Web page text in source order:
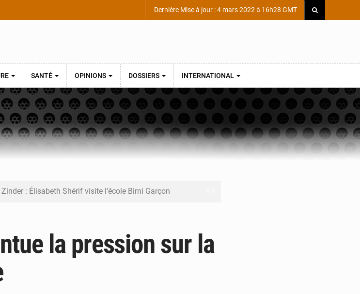
Dernière Mise à jour : 4 mars 2022 à 16h28 GMT
SANTÉ OPINIONS DOSSIERS INTERNATIONAL
Zinder : Élisabeth Shérif visite l’école Birni Garçon
Niger : Bilan à mi-parcours du Programme de Refondation
Chasse aux gabegies à Niamey : 74 milliards de FCFA recouvrés par la COLDEFF
Tibiri : le dialogue, nouveau terrain de jeu pour la paix
la pression sur la